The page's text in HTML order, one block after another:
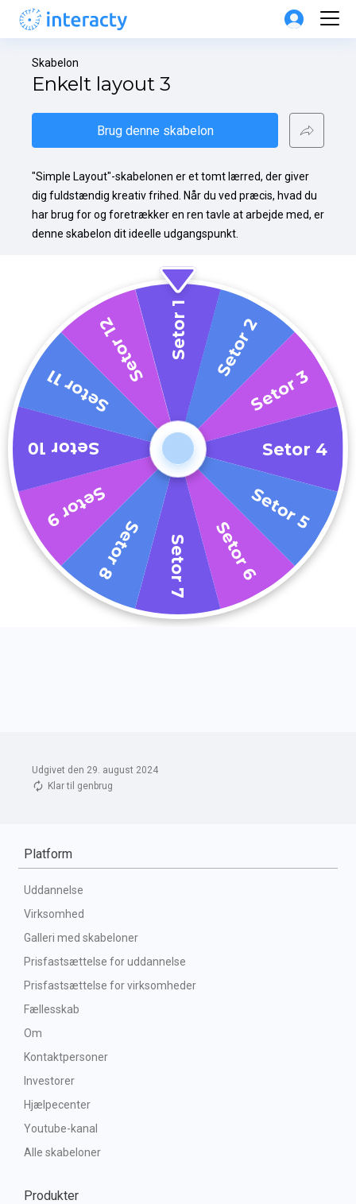
Udgivet den 29. august 2024
Klar til genbrug
Skabelon
Enkelt layout 3
Brug denne skabelon
"Simple Layout"-skabelonen er et tomt lærred, der giver
dig fuldstændig kreativ frihed. Når du ved præcis, hvad du
har brug for og foretrækker en ren tavle at arbejde med, er
denne skabelon dit ideelle udgangspunkt.
Platform
Uddannelse
Virksomhed
Galleri med skabeloner
Prisfastsættelse for uddannelse
Prisfastsættelse for virksomheder
Fællesskab
Om
Kontaktpersoner
Investorer
Hjælpecenter
Youtube-kanal
Alle skabeloner
Produkter